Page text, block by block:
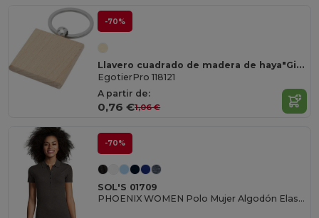
-70%
Llavero cuadrado de madera de haya"Gioia"
EgotierPro 118121
A partir de:
0,76 €1,06 €
-70%
SOL'S 01709
PHOENIX WOMEN Polo Mujer Algodón Elastano